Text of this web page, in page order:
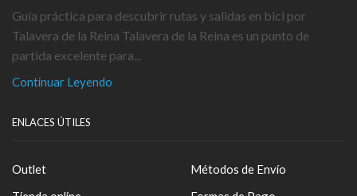
Guía práctica para descubrir rutas y salidas en bici por
Talavera de la Reina Talavera de la Reina es un punto de
partida excelente para...
Continuar Leyendo
ENLACES ÚTILES
Outlet
Métodos de Envío